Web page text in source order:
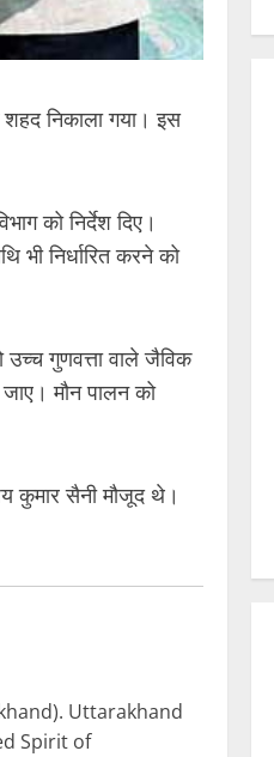
निकाला गया। इस
को निर्देश दिए।
भी निर्धारित करने को
उच्च गुणवत्ता वाले जैविक
मौन पालन को
कुमार सैनी मौजूद थे।
Uttarakhand
Spirit of